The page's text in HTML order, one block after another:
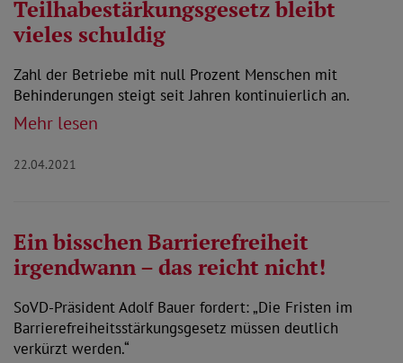
Teilhabestärkungsgesetz bleibt
vieles schuldig
Zahl der Betriebe mit null Prozent Menschen mit
Behinderungen steigt seit Jahren kontinuierlich an.
Mehr lesen
22.04.2021
Ein bisschen Barrierefreiheit
irgendwann – das reicht nicht!
SoVD-Präsident Adolf Bauer fordert: „Die Fristen im
Barrierefreiheitsstärkungsgesetz müssen deutlich
verkürzt werden.“